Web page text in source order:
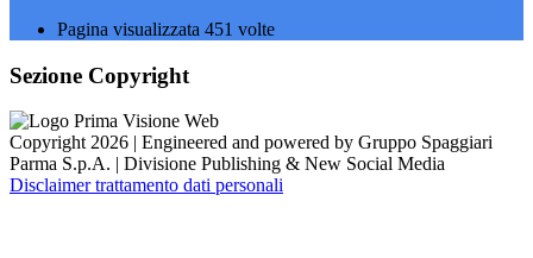
Pagina visualizzata 451 volte
Sezione Copyright
Copyright 2026 | Engineered and powered by Gruppo Spaggiari
Parma S.p.A. | Divisione Publishing & New Social Media
Disclaimer trattamento dati personali